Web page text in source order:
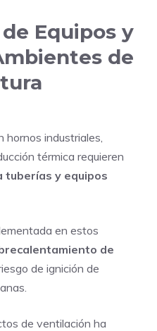
Equipos y
de
hornos industriales,
térmica requieren
tuberías y equipos
en estos
de
de ignición de
de ventilación ha